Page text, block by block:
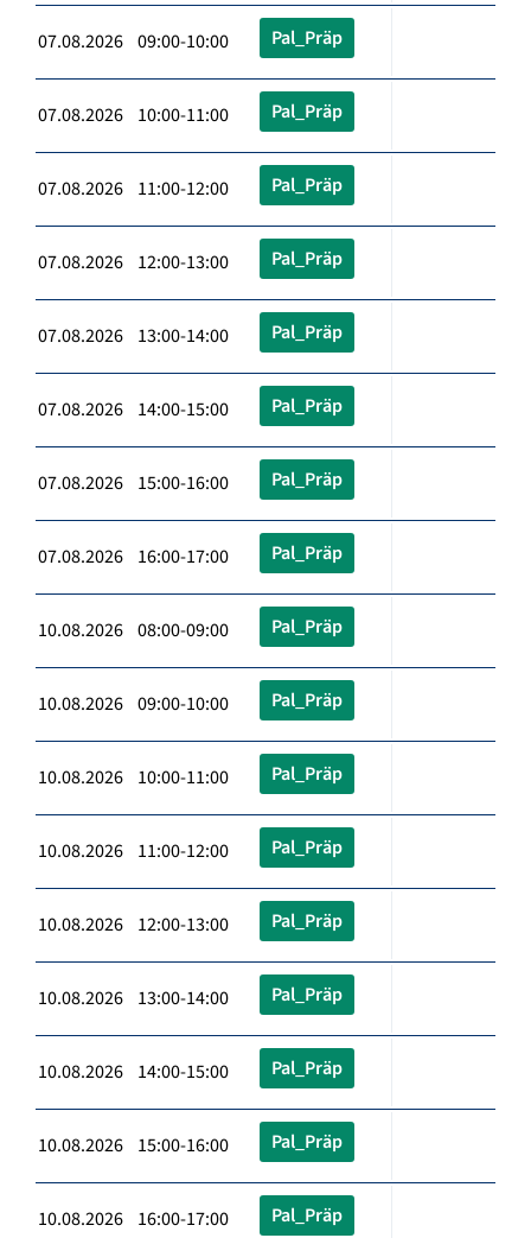
07.08.2026 09:00-10:00 Pal_Präp
07.08.2026 10:00-11:00 Pal_Präp
07.08.2026 11:00-12:00 Pal_Präp
07.08.2026 12:00-13:00 Pal_Präp
07.08.2026 13:00-14:00 Pal_Präp
07.08.2026 14:00-15:00 Pal_Präp
07.08.2026 15:00-16:00 Pal_Präp
07.08.2026 16:00-17:00 Pal_Präp
10.08.2026 08:00-09:00 Pal_Präp
10.08.2026 09:00-10:00 Pal_Präp
10.08.2026 10:00-11:00 Pal_Präp
10.08.2026 11:00-12:00 Pal_Präp
10.08.2026 12:00-13:00 Pal_Präp
10.08.2026 13:00-14:00 Pal_Präp
10.08.2026 14:00-15:00 Pal_Präp
10.08.2026 15:00-16:00 Pal_Präp
10.08.2026 16:00-17:00 Pal_Präp